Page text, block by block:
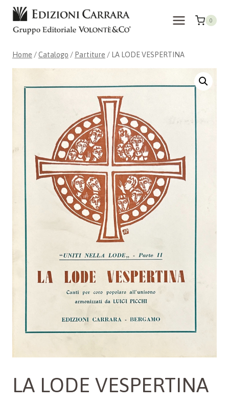
Salta
contenuto
0
Home /Catalogo / Partiture / LA LODE VESPERTINA
LA LODE VESPERTINA